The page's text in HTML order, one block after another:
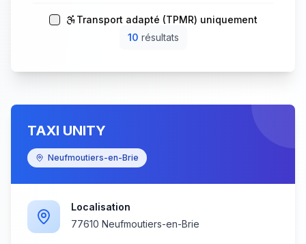
Transport adapté (TPMR) uniquement
10 résultats
TAXI UNITY
Neufmoutiers-en-Brie
Localisation
77610 Neufmoutiers-en-Brie